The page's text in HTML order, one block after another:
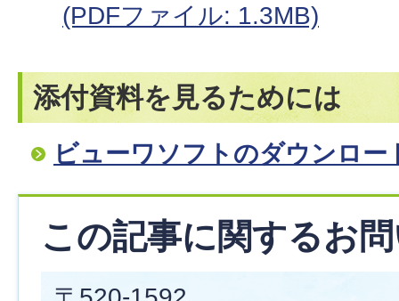
(PDFファイル: 1.3MB)
添付資料を見るためには
ビューワソフトのダウンロー
この記事に関するお